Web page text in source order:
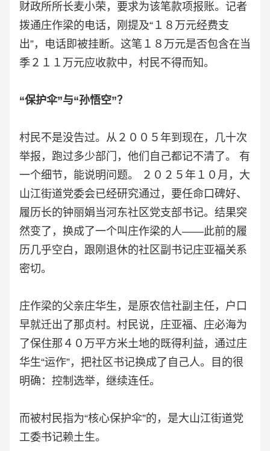
财政所所长麦小荣，要求为该笔款项报账。记者
拨通庄作梁的电话，刚提及“１８万元经费支
出”，电话即被挂断。这笔１８万元是否包含在当
季２１１万元应收款中，村民不得而知。
“保护伞”与“孙悟空”？
村民不是没告过。从２００５年到现在，几十次
举报，跑过多少部门，他们自己都记不清了。 有
一个细节，能说明问题。 ２０２５年１０月，大
山江街道党委会已经研究通过，要任命口碑好、
履历长的钟丽娟当河东社区党支部书记。结果突
然变了，换成了一个叫庄作梁的人——此前的履
历几乎空白，跟刚退休的社区副书记庄亚福关系
密切。
庄作梁的父亲庄华生，是原农信社副主任，户口
早就迁出了那贞村。村民说，庄亚福、庄必海为
了保住那４０万平方米土地的既得利益，通过庄
华生“运作”，把社区书记换成了自己人。目的很
明确：控制选举，继续连任。
而被村民指为“核心保护伞”的，是大山江街道党
工委书记赖土生。